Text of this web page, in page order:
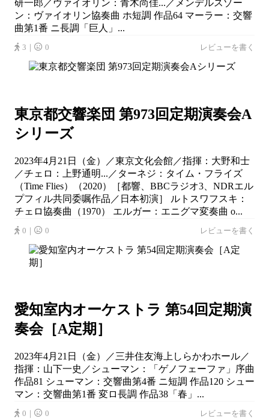
研一郎／ヴァイオリン：青木尚佳...／メンデルスゾー
ン：ヴァイオリン協奏曲 ホ短調 作品64 マーラー：交響
曲第1番 ニ長調「巨人」...
3｜ 0 レビューを書く
東京都交響楽団 第973回定期演奏会A
シリーズ
2023年4月21日（金）／東京文化会館／指揮：大野和士
／チェロ：上野通明...／ターネジ：タイム・フライズ
（Time Flies）（2020）［都響、BBCラジオ3、NDRエル
プフィル共同委嘱作品／日本初演］ ルトスワフスキ：
チェロ協奏曲（1970） エルガー：エニグマ変奏曲 o...
0｜ 0 レビューを書く
愛知室内オーケストラ 第54回定期演
奏会［A定期］
2023年4月21日（金）／三井住友海上しらかわホール／
指揮：山下一史／シューマン：「ゲノフェーファ」序曲
作品81 シューマン：交響曲第4番 ニ短調 作品120 シュー
マン：交響曲第1番 変ロ長調 作品38「春」...
0｜ 0 レビューを書く